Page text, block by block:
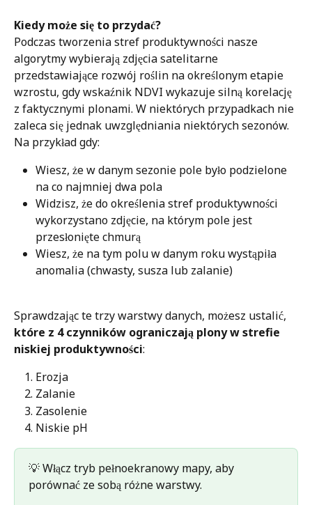
Kiedy może się to przydać?
Podczas tworzenia stref produktywności nasze
algorytmy wybierają zdjęcia satelitarne
przedstawiające rozwój roślin na określonym etapie
wzrostu, gdy wskaźnik NDVI wykazuje silną korelację
z faktycznymi plonami. W niektórych przypadkach nie
zaleca się jednak uwzględniania niektórych sezonów.
Na przykład gdy:
Wiesz, że w danym sezonie pole było podzielone
na co najmniej dwa pola
Widzisz, że do określenia stref produktywności
wykorzystano zdjęcie, na którym pole jest
przesłonięte chmurą
Wiesz, że na tym polu w danym roku wystąpiła
anomalia (chwasty, susza lub zalanie)
Sprawdzając te trzy warstwy danych, możesz ustalić,
które z 4 czynników ograniczają plony w strefie
niskiej produktywności:
Erozja
Zalanie
Zasolenie
Niskie pH
💡 Włącz tryb pełnoekranowy mapy, aby
porównać ze sobą różne warstwy.